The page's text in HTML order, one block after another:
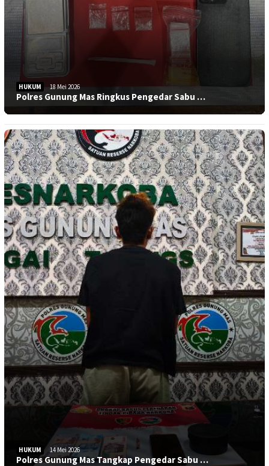
HUKUM 18 Mei 2026
Polres Gunung Mas Ringkus Pengedar Sabu …
HUKUM 14 Mei 2026
Polres Gunung Mas Tangkap Pengedar Sabu …